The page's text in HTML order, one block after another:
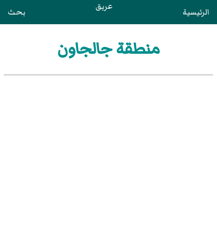
الرئيسية عريق بحث
منطقة جالجاون